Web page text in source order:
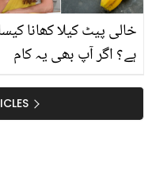
خالی پیٹ کیلا کھانا
ہے؟ اگر آپ بھی یہ کام